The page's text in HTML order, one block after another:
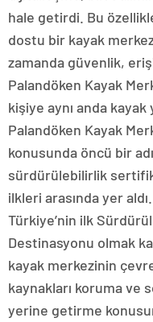
hale getirdi. Bu
dostu bir kayak
zamanda güvenlik,
Palandöken Kayak
kişiye aynı anda kayak
Palandöken Kayak
konusunda öncü bir
sürdürülebilirlik
ilkleri arasında yer
Türkiye’nin ilk
Destinasyonu olmak
kayak merkezinin
kaynakları koruma ve
yerine getirme